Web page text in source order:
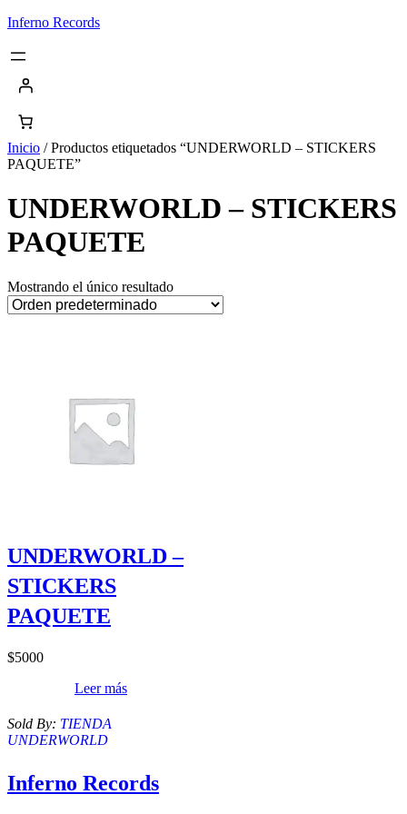
Saltar
contenido
Inferno Records
Inicio / Productos etiquetados “UNDERWORLD – STICKERS
PAQUETE”
UNDERWORLD – STICKERS
PAQUETE
Mostrando el único resultado
UNDERWORLD –
STICKERS
PAQUETE
$5000
Leer más
Sold By: TIENDA
UNDERWORLD
Inferno Records